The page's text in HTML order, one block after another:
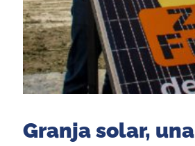
Granja solar, una